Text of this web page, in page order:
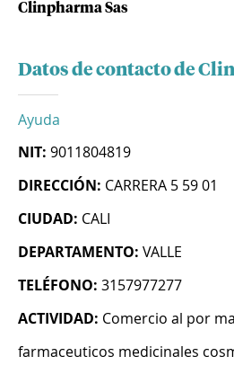
Clinpharma Sas
Datos de contacto de
Ayuda
NIT: 9011804819
DIRECCIÓN: CARRERA 5 59 01
CIUDAD: CALI
DEPARTAMENTO: VALLE
TELÉFONO: 3157977277
ACTIVIDAD: Comercio al por
farmaceuticos medicinales